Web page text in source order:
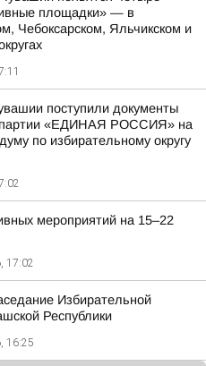
площадки» — в
Чебоксарском, Яльчикском и
поступили документы
партии «ЕДИНАЯ РОССИЯ» на
по избирательному округу
мероприятий на 15–22
17:02
Избирательной
Республики
16:25